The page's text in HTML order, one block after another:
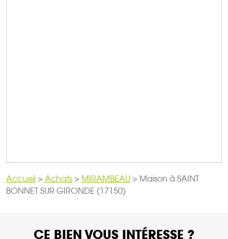
Accueil > Achats > MIRAMBEAU > Maison à SAINT
BONNET SUR GIRONDE (17150)
CE BIEN VOUS INTÉRESSE ?